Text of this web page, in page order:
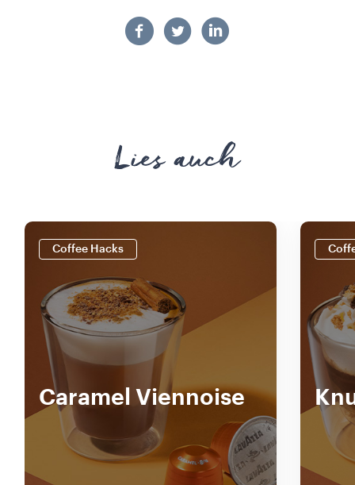
Lies auch
Coffee Hacks
Caramel Viennoise